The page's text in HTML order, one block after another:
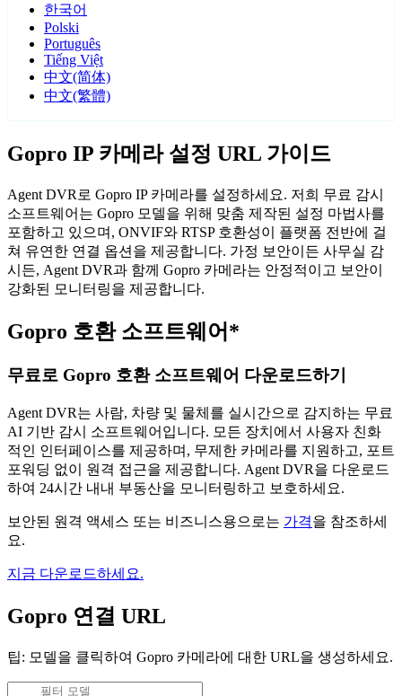
한국어
Polski
Português
Tiếng Việt
中文(简体)
中文(繁體)
Gopro IP 카메라 설정 URL 가이드
Agent DVR로 Gopro IP 카메라를 설정하세요. 저희 무료 감시
소프트웨어는 Gopro 모델을 위해 맞춤 제작된 설정 마법사를
포함하고 있으며, ONVIF와 RTSP 호환성이 플랫폼 전반에 걸
쳐 유연한 연결 옵션을 제공합니다. 가정 보안이든 사무실 감
시든, Agent DVR과 함께 Gopro 카메라는 안정적이고 보안이
강화된 모니터링을 제공합니다.
Gopro 호환 소프트웨어*
무료로 Gopro 호환 소프트웨어 다운로드하기
Agent DVR는 사람, 차량 및 물체를 실시간으로 감지하는 무료
AI 기반 감시 소프트웨어입니다. 모든 장치에서 사용자 친화
적인 인터페이스를 제공하며, 무제한 카메라를 지원하고, 포트
포워딩 없이 원격 접근을 제공합니다. Agent DVR을 다운로드
하여 24시간 내내 부동산을 모니터링하고 보호하세요.
보안된 원격 액세스 또는 비즈니스용으로는 가격을 참조하세
요.
지금 다운로드하세요.
Gopro 연결 URL
팁: 모델을 클릭하여 Gopro 카메라에 대한 URL을 생성하세요.